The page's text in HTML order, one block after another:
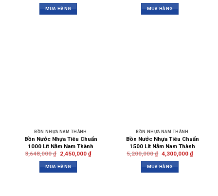
MUA HÀNG MUA HÀNG
BỒN NHỰA NAM THÀNH
Bồn Nước Nhựa Tiêu Chuẩn
1000 Lít Nằm Nam Thành
3,648,000₫ 2,450,000 ₫
MUA HÀNG
BỒN NHỰA NAM THÀNH
Bồn Nước Nhựa Tiêu Chuẩn
1500 Lít Nằm Nam Thành
5,200,000₫ 4,300,000 ₫
MUA HÀNG